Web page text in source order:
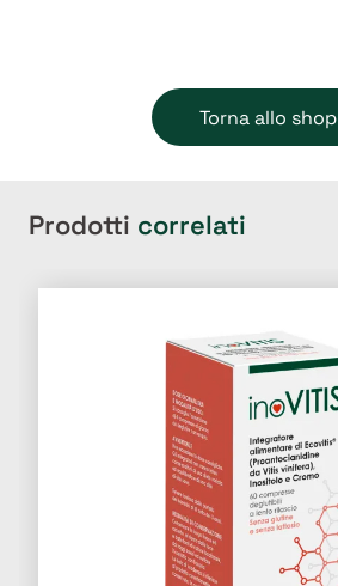
Torna allo shop
Prodotti correlati